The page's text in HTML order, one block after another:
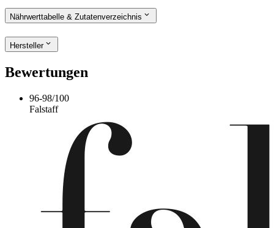
Nährwerttabelle & Zutatenverzeichnis
Hersteller
Bewertungen
96-98/100
Falstaff